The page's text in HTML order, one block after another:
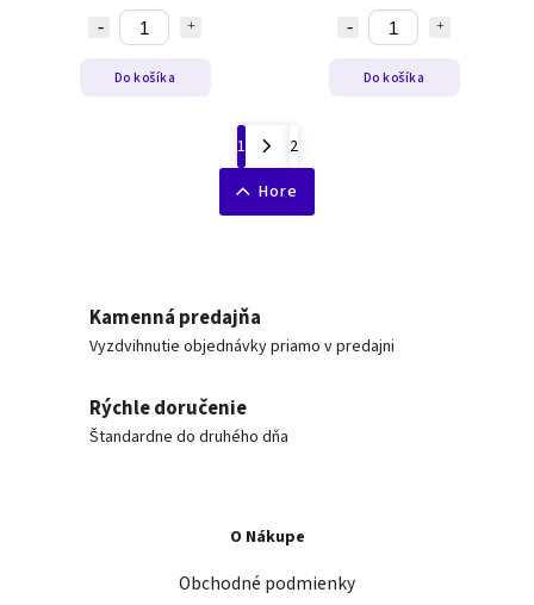
Do košíka Do košíka
1
2
Hore
Kamenná predajňa
Vyzdvihnutie objednávky priamo v predajni
Rýchle doručenie
Štandardne do druhého dňa
O Nákupe
Obchodné podmienky